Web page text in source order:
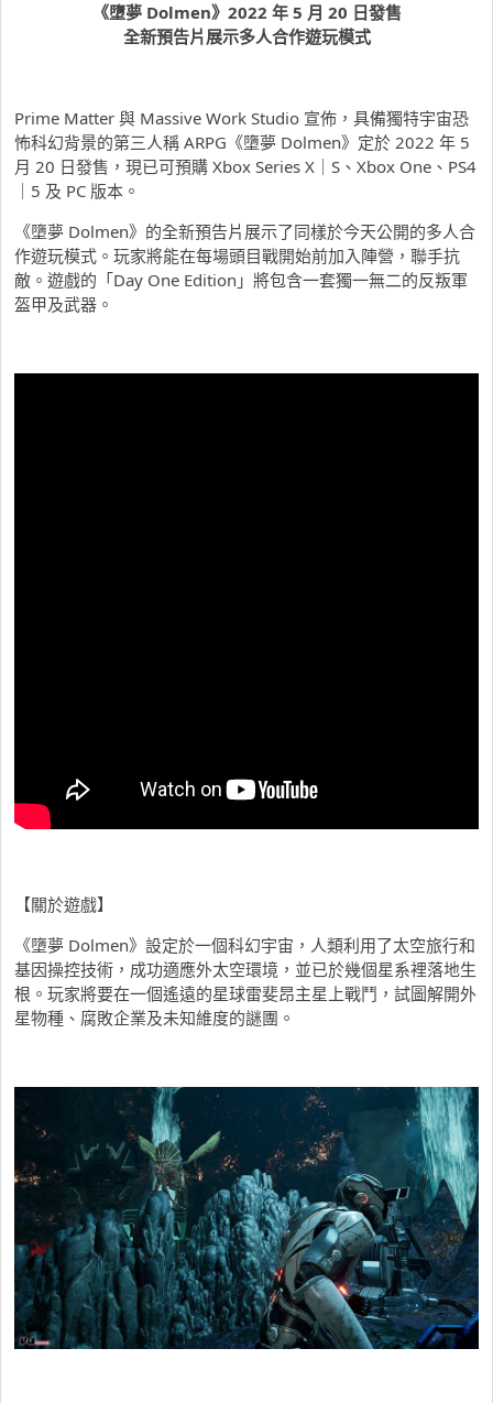
《墮夢 Dolmen》2022 年 5 月 20 日發售
全新預告片展示多人合作遊玩模式
Prime Matter 與 Massive Work Studio 宣佈，具備獨特宇宙恐
怖科幻背景的第三人稱 ARPG《墮夢 Dolmen》定於 2022 年 5
月 20 日發售，現已可預購 Xbox Series X｜S、Xbox One、PS4
｜5 及 PC 版本。
《墮夢 Dolmen》的全新預告片展示了同樣於今天公開的多人合
作遊玩模式。玩家將能在每場頭目戰開始前加入陣營，聯手抗
敵。遊戲的「Day One Edition」將包含一套獨一無二的反叛軍
盔甲及武器。
【關於遊戲】
《墮夢 Dolmen》設定於一個科幻宇宙，人類利用了太空旅行和
基因操控技術，成功適應外太空環境，並已於幾個星系裡落地生
根。玩家將要在一個遙遠的星球雷斐昂主星上戰鬥，試圖解開外
星物種、腐敗企業及未知維度的謎團。